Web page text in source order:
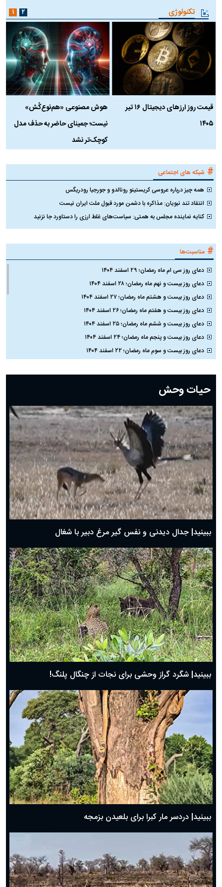
تکنولوژی
قیمت روز ارز‌های دیجیتال ۱۶ تیر
۱۴۰۵
هوش مصنوعی «هم‌نوع‌کُش»
نیست؛ جمینای حاضر به حذف مدل
کوچک‌تر نشد
۱ ۲
# شبکه های اجتماعی
همه چیز درباره عروسی کریستینو رونالدو و جورجیا رودریگس
انتقاد تند نبویان: مذاکره با دشمن مورد قبول ملت ایران نیست
کنایه نماینده مجلس به همتی: سیاست‌های غلط ارزی را دستاورد جا نزنید
# مناسبت‌ها
دعای روز سی ام ماه رمضان؛ ۲۹ اسفند ۱۴۰۴
دعای روز بیست و نهم ماه رمضان؛ ۲۸ اسفند ۱۴۰۴
دعای روز بیست و هشتم ماه رمضان؛ ۲۷ اسفند ۱۴۰۴
دعای روز بیست و هفتم ماه رمضان؛ ۲۶ اسفند ۱۴۰۴
دعای روز بیست و ششم ماه رمضان؛ ۲۵ اسفند ۱۴۰۴
دعای روز بیست و پنجم ماه رمضان؛ ۲۴ اسفند ۱۴۰۴
دعای روز بیست و سوم ماه رمضان؛ ۲۲ اسفند ۱۴۰۴
دعای روز بیستم ماه رمضان؛ ۱۹ اسفند ۱۴۰۴
دعای روز هشتم ماه مبارک رمضان؛ ۷ اسفند ماه ۱۴۰۴
دعای روز هفتم ماه رمضان؛ ۶ اسفند ۱۴۰۴
دعای روز ششم ماه رمضان؛ ۵ اسفند ۱۴۰۴
دعای روز پنجم ماه رمضان؛ ۴ اسفند ۱۴۰۴
دعای روز چهارم ماه مبارک رمضان؛ ۳ اسفند ۱۴۰۴
دعای روز سوم ماه مبارک رمضان؛ ۱۴ اسفند ۱۴۰۴
دعای روز دوم ماه مبارک رمضان ۱ اسفند ماه ۱۴۰۴
دعای روز اول ماه مبارک رمضان، ۳۰ بهمن ۱۴۰۴
حضرت زینب(س) چگونه از دنیا رفت؟
بهترین پیامک تبریک روز پدر ۱۴۰۴؛ جملات زیبا و صمیمانه
حیات وحش
ببینید| جدال دیدنی و نفس گیر مرغ دبیر با شغال
ببینید| شگرد گراز وحشی برای نجات از چنگال پلنگ!
ببینید| دردسر مار کبرا برای بلعیدن بزمجه